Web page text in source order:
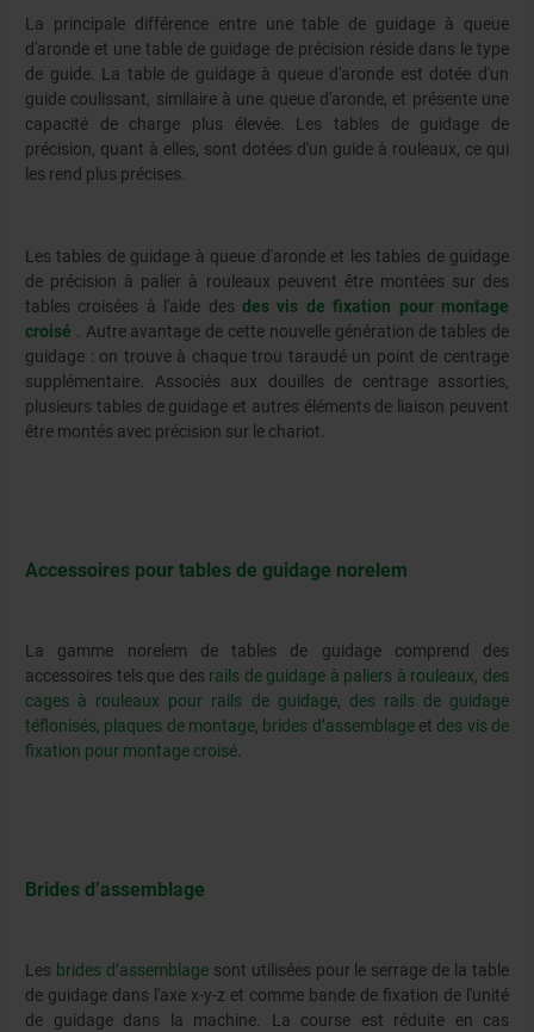
La principale différence entre une table de guidage à queue
d'aronde et une table de guidage de précision réside dans le type
de guide. La table de guidage à queue d'aronde est dotée d'un
guide coulissant, similaire à une queue d'aronde, et présente une
capacité de charge plus élevée. Les tables de guidage de
précision, quant à elles, sont dotées d'un guide à rouleaux, ce qui
les rend plus précises.
Les tables de guidage à queue d'aronde et les tables de guidage
de précision à palier à rouleaux peuvent être montées sur des
tables croisées à l'aide des des vis de fixation pour montage
croisé . Autre avantage de cette nouvelle génération de tables de
guidage : on trouve à chaque trou taraudé un point de centrage
supplémentaire. Associés aux douilles de centrage assorties,
plusieurs tables de guidage et autres éléments de liaison peuvent
être montés avec précision sur le chariot.
Accessoires pour tables de guidage norelem
La gamme norelem de tables de guidage comprend des
accessoires tels que des rails de guidage à paliers à rouleaux des
cages à rouleaux pour rails de guidage, des rails de guidage
téflonisés plaques de montage brides d’assemblageet des vis de
fixation pour montage croisé
Brides d’assemblage
Les brides d’assemblagesont utilisées pour le serrage de la table
de guidage dans l'axe x-y-z et comme bande de fixation de l'unité
de guidage dans la machine. La course est réduite en cas